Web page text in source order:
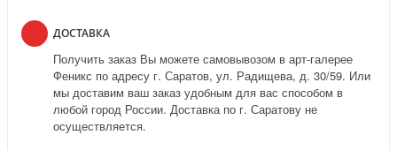
ДОСТАВКА
Получить заказ Вы можете самовывозом в арт-галерее
Феникс по адресу г. Саратов, ул. Радищева, д. 30/59. Или
мы доставим ваш заказ удобным для вас способом в
любой город России. Доставка по г. Саратову не
осуществляется.